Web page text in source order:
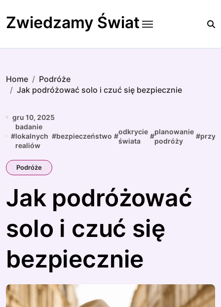
to
content
Zwiedzamy Świat
Home
Podróże
Jak podróżować solo i czuć się bezpiecznie
gru 10, 2025
#
badanie
lokalnych
realiów
#bezpieczeństwo #
odkrycie
świata
#
planowanie
podróży
#
Podróże
Jak podróżować
solo i czuć się
bezpiecznie